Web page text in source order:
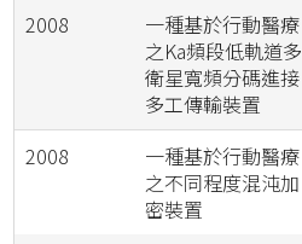
2008
一種基於行動醫療
之Ka頻段低軌道多
衛星寬頻分碼進接
多工傳輸裝置
2008
一種基於行動醫療
之不同程度混沌加
密裝置